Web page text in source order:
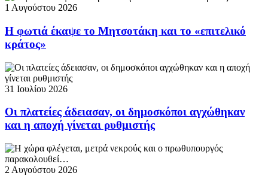
1 Αυγούστου 2026
Η φωτιά έκαψε το Μητσοτάκη και το «επιτελικό
κράτος»
31 Ιουλίου 2026
Οι πλατείες άδειασαν, οι δημοσκόποι αγχώθηκαν
και η αποχή γίνεται ρυθμιστής
2 Αυγούστου 2026